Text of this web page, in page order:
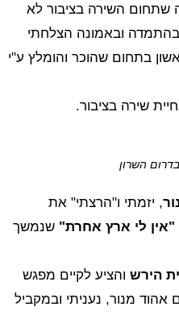
שתחום השירה בציבור לא
בהתמדה ובאמונה הצלחתי
הראשון בתחום שהוכר והומלץ ע"י
שירה בציבור.
השרון
, יזמתי ו"הרצתי" את
"אין לי ארץ אחרת" שנמשך
הירש והציע לקיים מפגש
מנור, נעניתי ובמקביל